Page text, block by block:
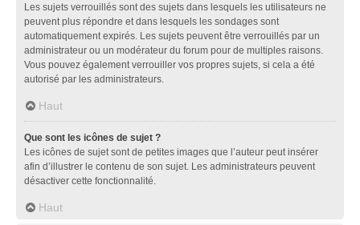
Les sujets verrouillés sont des sujets dans lesquels les utilisateurs ne
peuvent plus répondre et dans lesquels les sondages sont
automatiquement expirés. Les sujets peuvent être verrouillés par un
administrateur ou un modérateur du forum pour de multiples raisons.
Vous pouvez également verrouiller vos propres sujets, si cela a été
autorisé par les administrateurs.
Haut
Que sont les icônes de sujet ?
Les icônes de sujet sont de petites images que l’auteur peut insérer
afin d’illustrer le contenu de son sujet. Les administrateurs peuvent
désactiver cette fonctionnalité.
Haut